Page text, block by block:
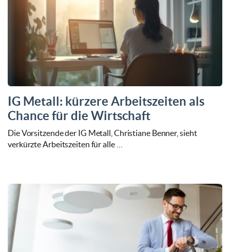
IG Metall: kürzere Arbeitszeiten als
Chance für die Wirtschaft
Die Vorsitzende der IG Metall, Christiane Benner, sieht
verkürzte Arbeitszeiten für alle …